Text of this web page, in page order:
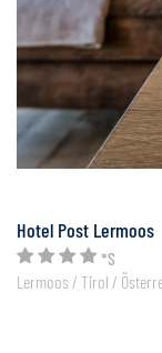
Hotel Post Lermoos
*S
Lermoos / Tirol /